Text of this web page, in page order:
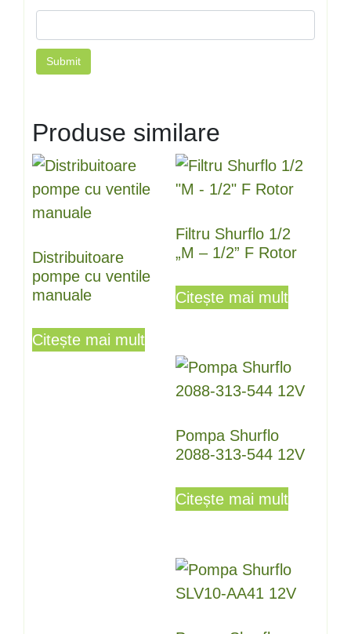
Produse similare
Distribuitoare
pompe cu ventile
manuale
Citește mai mult
Filtru Shurflo 1/2
„M – 1/2” F Rotor
Citește mai mult
Pompa Shurflo
2088-313-544 12V
Citește mai mult